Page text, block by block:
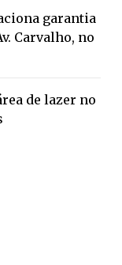
garantia
Carvalho, no
de lazer no